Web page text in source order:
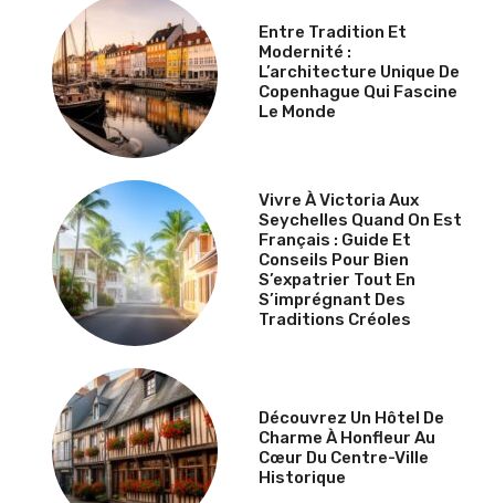
Entre Tradition Et
Modernité :
L’architecture Unique De
Copenhague Qui Fascine
Le Monde
Vivre À Victoria Aux
Seychelles Quand On Est
Français : Guide Et
Conseils Pour Bien
S’expatrier Tout En
S’imprégnant Des
Traditions Créoles
Découvrez Un Hôtel De
Charme À Honfleur Au
Cœur Du Centre-Ville
Historique